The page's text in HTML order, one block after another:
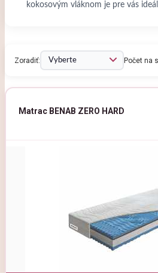
kokosovým vláknom je pre vás
Zoradiť: Počet na
Matrac BENAB ZERO HARD